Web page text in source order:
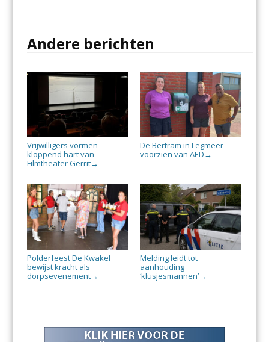
Andere berichten
Vrijwilligers vormen
kloppend hart van
Filmtheater Gerrit→
De Bertram in Legmeer
voorzien van AED →
Polderfeest De Kwakel
bewijst kracht als
dorpsevenement→
Melding leidt tot
aanhouding
‘klusjesmannen’→